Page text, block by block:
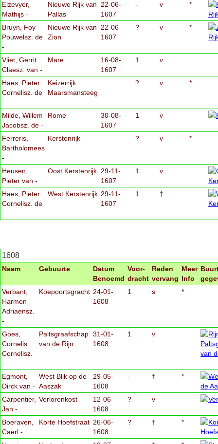
Elzevyer,
Mathijs -
Nieuwe Rijk van
Pallas
22-06-
1607
- v *
Bruyn, Foy
Pouwelsz. de
-
Nieuwe Rijk van
Zion
22-06-
1607
? v *
Vliet, Gerrit
Claesz. van -
Mare
16-08-
1607
1 v
Haes, Pieter
Cornelisz. de
-
Keizerrijk
Maarsmansteeg
? v *
Milde, Willem
Jacobsz. de -
Rome
30-08-
1607
1 v
Ferreris,
Bartholomees
-
Kerstenrijk ? v *
Heusen,
Pieter van -
Oost Kerstenrijk 29-11-
1607
1 v
Haes, Pieter
Cornelisz. de
-
West Kerstenrijk 29-11-
1607
1 †
1608
Naam Gebuurte
Datum
Benoemd
Voor-
dracht
Reden
vervang
Meer
Info
Verbant,
Harmen
Adriaensz.
-
Koepoortsgracht 24-01-
1608
1 s *
Goes,
Cornelis
Cornelisz.
-
Paltsgraafschap
van de Rijn
31-01-
1608
1 v
Egmont,
Dirck van -
West Blik op de
Aaszak
29-05-
1608
- † *
Carpentier,
Jan -
Verlorenkost
12-06-
1608
? v
Boeraven,
Caerl -
Korte Hoefstraat 26-06-
1608
? † *